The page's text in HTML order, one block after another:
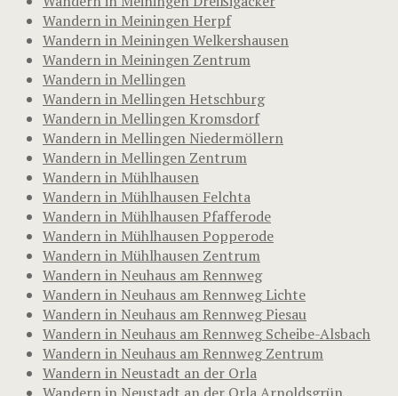
Wandern in Meiningen Herpf
Wandern in Meiningen Welkershausen
Wandern in Meiningen Zentrum
Wandern in Mellingen
Wandern in Mellingen Hetschburg
Wandern in Mellingen Kromsdorf
Wandern in Mellingen Niedermöllern
Wandern in Mellingen Zentrum
Wandern in Mühlhausen
Wandern in Mühlhausen Felchta
Wandern in Mühlhausen Pfafferode
Wandern in Mühlhausen Popperode
Wandern in Mühlhausen Zentrum
Wandern in Neuhaus am Rennweg
Wandern in Neuhaus am Rennweg Lichte
Wandern in Neuhaus am Rennweg Piesau
Wandern in Neuhaus am Rennweg Scheibe-Alsbach
Wandern in Neuhaus am Rennweg Zentrum
Wandern in Neustadt an der Orla